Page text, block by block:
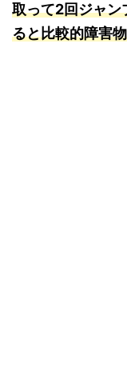
取って2回ジャン
ると比較的障害